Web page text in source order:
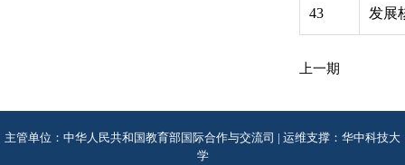
43 发展
上一期
主管单位：中华人民共和国教育部国际合作与交流司 | 运维支撑：华中科技大
学